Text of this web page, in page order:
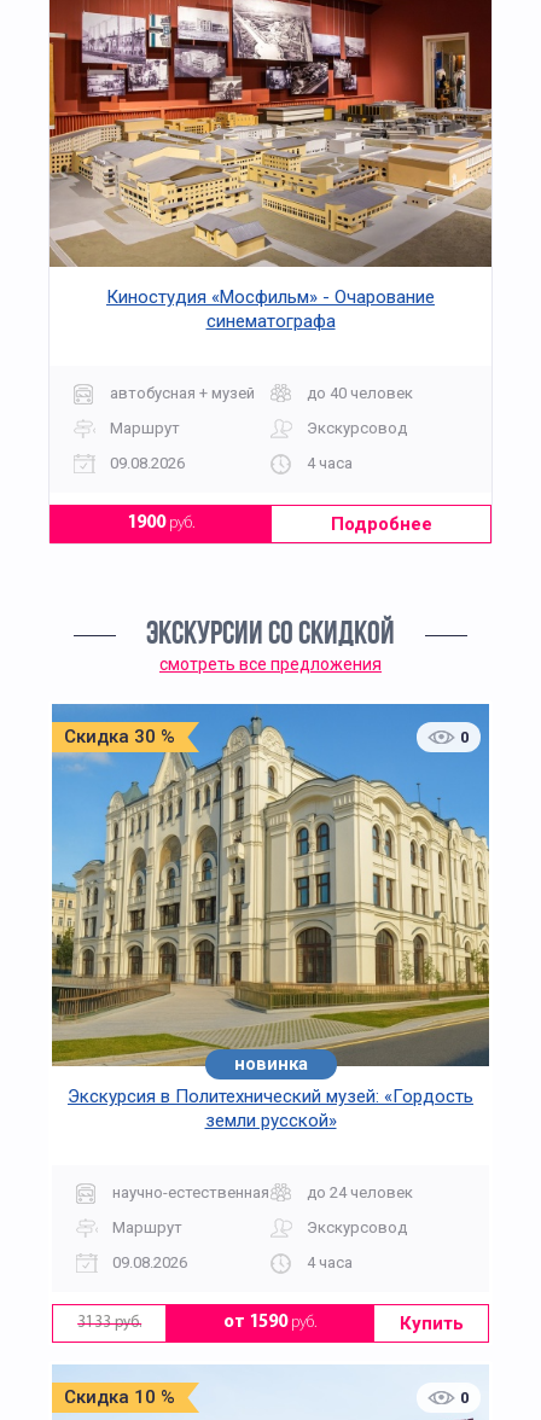
Киностудия «Мосфильм» - Очарование
синематографа
автобусная + музей
до 40 человек
Маршрут
Экскурсовод
09.08.2026
4 часа
1900руб. Подробнее
ЭКСКУРСИИ СО СКИДКОЙ
смотреть все предложения
Скидка 30 % 0
новинка
Экскурсия в Политехнический музей: «Гордость
земли русской»
научно-естественная
до 24 человек
Маршрут
Экскурсовод
09.08.2026
4 часа
3133 руб. от 1590руб. Купить
Скидка 10 % 0